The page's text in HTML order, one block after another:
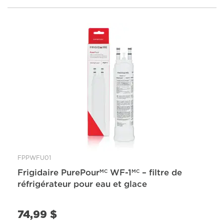
FPPWFU01
Frigidaire PurePourMC WF-1 MC – filtre de
réfrigérateur pour eau et glace
74,99 $